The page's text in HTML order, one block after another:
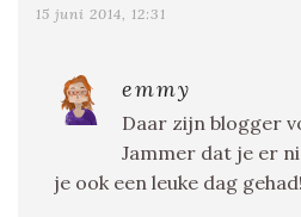
15 juni 2014, 12:31
emmy
Daar zijn blogger
Jammer dat je er
je ook een leuke dag gehad!